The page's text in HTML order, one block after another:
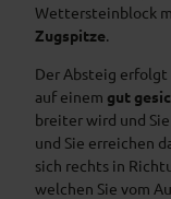
Wettersteinblock
Zugspitze
Der Absteig erfolgt
auf einem gut
breiter wird und
und Sie erreichen
sich rechts in
welchen Sie vom